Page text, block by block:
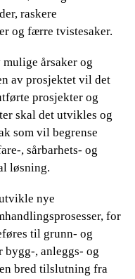
raskere
og færre tvistesaker.
årsaker og
av prosjektet vil det
prosjekter og
skal det utvikles og
som vil begrense
, sårbarhets- og
løsning.
nye
for
til grunn- og
bygg-, anleggs- og
bred tilslutning fra